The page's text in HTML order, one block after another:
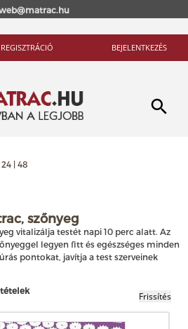
REGISZTRÁCIÓ BEJELENTKEZÉS
24 | 48
szőnyeg
vitalizálja testét napi 10 perc alatt. Az
legyen fitt és egészséges minden
pontokat, javítja a test szerveinek